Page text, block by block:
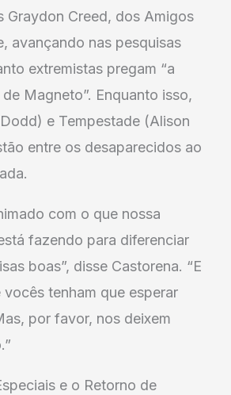
Graydon Creed, dos Amigos
avançando nas pesquisas
extremistas pregam “a
Magneto”. Enquanto isso,
e Tempestade (Alison
entre os desaparecidos ao
com o que nossa
fazendo para diferenciar
boas”, disse Castorena. “E
tenham que esperar
por favor, nos deixem
e o Retorno de